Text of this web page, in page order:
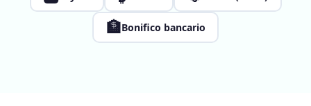
🏦Bonifico bancario